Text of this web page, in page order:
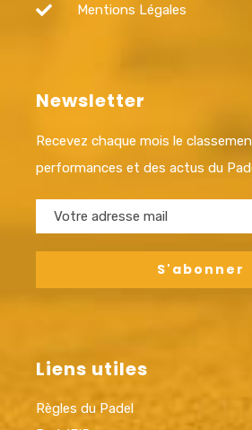
Mentions Légales
Newsletter
Recevez chaque mois le
performances et des actus du
Liens utiles
Règles du Padel